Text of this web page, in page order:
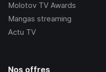
Molotov TV Awards
Mangas streaming
Actu TV
Nos offres